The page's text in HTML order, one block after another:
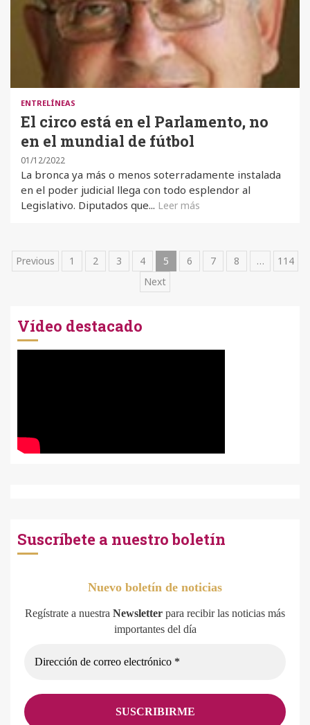
ENTRELÍNEAS
El circo está en el Parlamento, no
en el mundial de fútbol
01/12/2022
La bronca ya más o menos soterradamente instalada
en el poder judicial llega con todo esplendor al
Legislativo. Diputados que... Leer más
Paginación
entradas
Previous 1 2 3 4 5 6 7 8 …
114
Next
Vídeo destacado
Suscríbete a nuestro boletín
Nuevo boletín de noticias
Regístrate a nuestra Newsletter para recibir las noticias más
importantes del día